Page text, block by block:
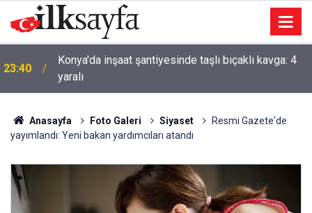
23:40
Konya'da inşaat şantiyesinde taşlı bıçaklı kavga: 4
yaralı
Anasayfa Foto Galeri Siyaset
Resmi Gazete'de
yayımlandı: Yeni bakan yardımcıları atandı